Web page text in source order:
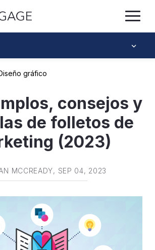
gráfico
consejos y
de folletos de
(2023)
MCCREADY, SEP 04, 2023